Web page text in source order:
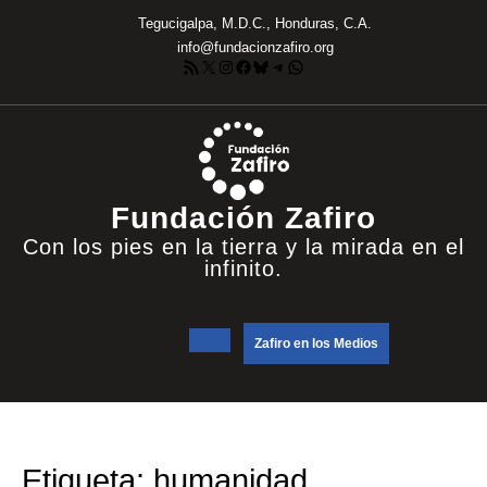
Tegucigalpa, M.D.C., Honduras, C.A.
info@fundacionzafiro.org
Feed RSS
X Instagram
Facebook
Bluesky
Telegram
WhatsApp
Fundación Zafiro
Con los pies en la tierra y la mirada en el
infinito.
Botón
de
Zafiro en los Medios
NOW